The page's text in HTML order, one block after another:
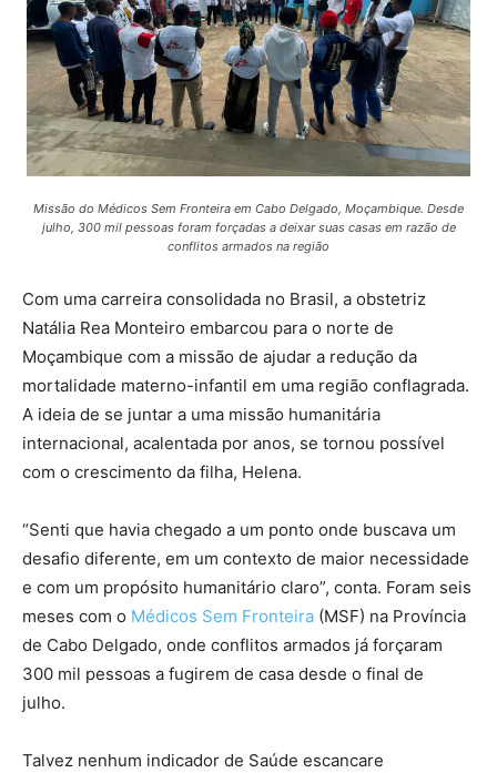
Missão do Médicos Sem Fronteira em Cabo Delgado, Moçambique. Desde
julho, 300 mil pessoas foram forçadas a deixar suas casas em razão de
conflitos armados na região
Com uma carreira consolidada no Brasil, a obstetriz
Natália Rea Monteiro embarcou para o norte de
Moçambique com a missão de ajudar a redução da
mortalidade materno-infantil em uma região conflagrada.
A ideia de se juntar a uma missão humanitária
internacional, acalentada por anos, se tornou possível
com o crescimento da filha, Helena.
“Senti que havia chegado a um ponto onde buscava um
desafio diferente, em um contexto de maior necessidade
e com um propósito humanitário claro”, conta. Foram seis
meses com o Médicos Sem Fronteira (MSF) na Província
de Cabo Delgado, onde conflitos armados já forçaram
300 mil pessoas a fugirem de casa desde o final de
julho.
Talvez nenhum indicador de Saúde escancare